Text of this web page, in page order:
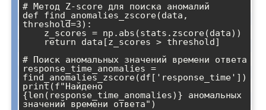
# Метод Z-score для поиска аномалий
def find_anomalies_zscore(data,
threshold=3):
# Поиск аномальных значений времени ответа
response_time_anomalies =
find_anomalies_zscore(df['response_time'])
print(f"Найдено
{len(response_time_anomalies)} аномальных
значений времени ответа")